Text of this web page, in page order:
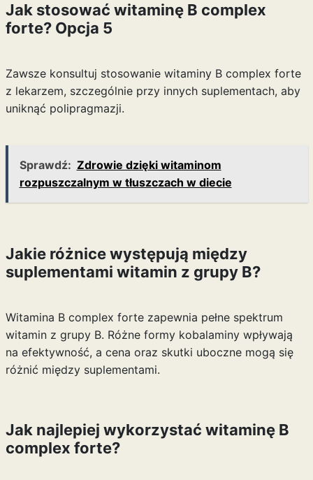
Jak stosować witaminę B complex
forte? Opcja 5
Zawsze konsultuj stosowanie witaminy B complex forte
z lekarzem, szczególnie przy innych suplementach, aby
uniknąć polipragmazji.
Sprawdź: Zdrowie dzięki witaminom
rozpuszczalnym w tłuszczach w diecie
Jakie różnice występują między
suplementami witamin z grupy B?
Witamina B complex forte zapewnia pełne spektrum
witamin z grupy B. Różne formy kobalaminy wpływają
na efektywność, a cena oraz skutki uboczne mogą się
różnić między suplementami.
Jak najlepiej wykorzystać witaminę B
complex forte?